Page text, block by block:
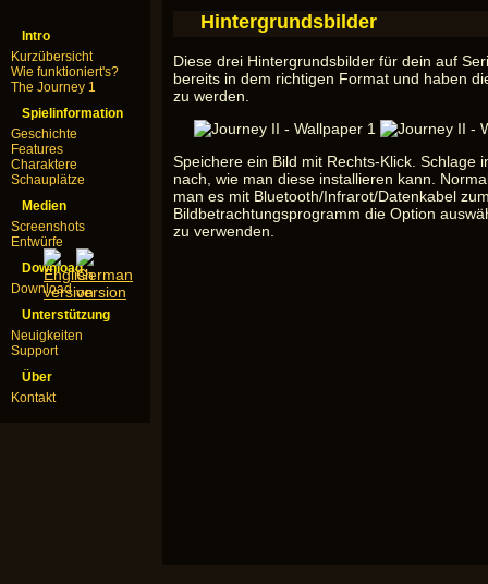
Intro
Kurzübersicht
Wie funktioniert's?
The Journey 1
Spielinformation
Geschichte
Features
Charaktere
Schauplätze
Medien
Screenshots
Entwürfe
Download
Download
Unterstützung
Neuigkeiten
Support
Über
Kontakt
Hintergrundsbilder
Diese drei Hintergrundsbilder für dein auf
bereits in dem richtigen Format und haben
zu werden.
Speichere ein Bild mit Rechts-Klick. Schlage
nach, wie man diese installieren kann.
man es mit Bluetooth/Infrarot/Datenkabel
Bildbetrachtungsprogramm die Option
zu verwenden.